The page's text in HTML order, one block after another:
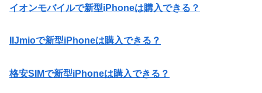
イオンモバイルで新型iPhoneは購入できる？
IIJmioで新型iPhoneは購入できる？
格安SIMで新型iPhoneは購入できる？